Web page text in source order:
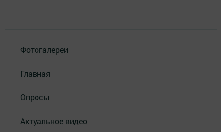
Фотогалереи
Главная
Опросы
Актуальное видео